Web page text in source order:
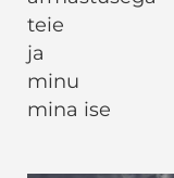
teie
ja
minu
mina ise